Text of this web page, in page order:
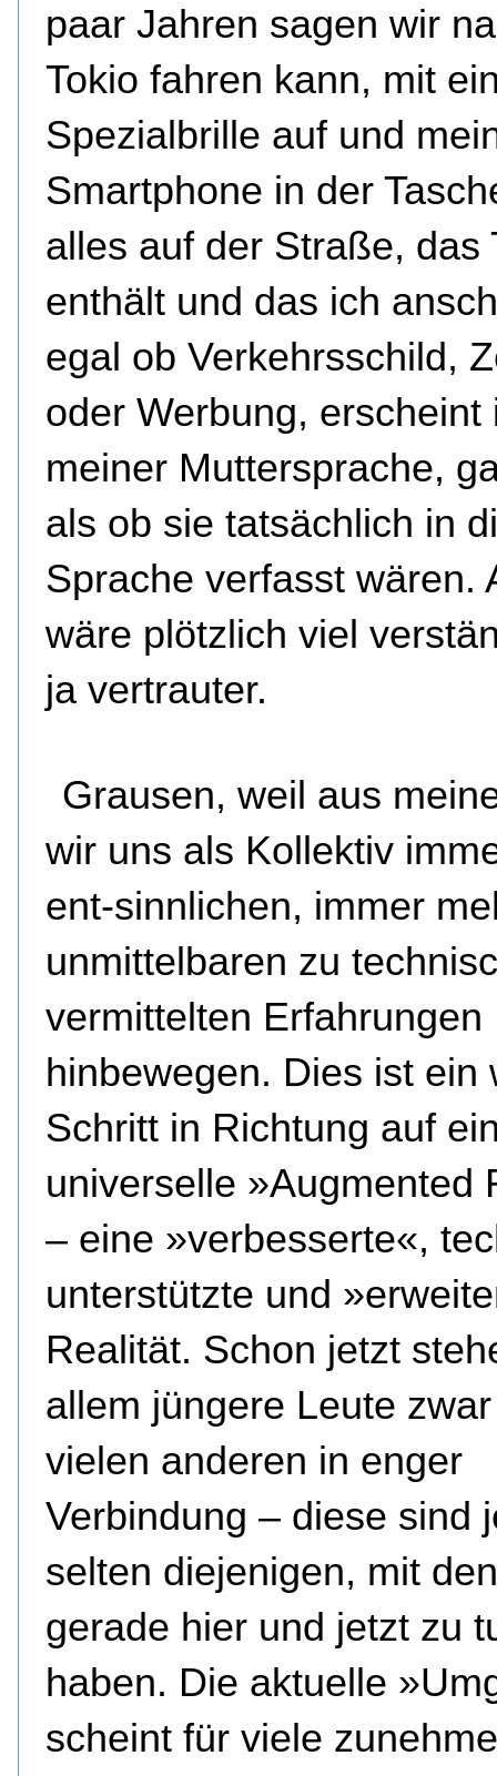
paar Jahren sagen wir
Tokio fahren kann, mit
Spezialbrille auf und
Smartphone in der
alles auf der Straße, das
enthält und das ich
egal ob Verkehrsschild,
oder Werbung, erscheint
meiner Muttersprache,
als ob sie tatsächlich in
Sprache verfasst wären.
wäre plötzlich viel
ja vertrauter.
Grausen, weil aus
wir uns als Kollektiv
ent-sinnlichen, immer
unmittelbaren zu
vermittelten Erfahrungen
hinbewegen. Dies ist ein
Schritt in Richtung auf
universelle »Augmented
– eine »verbesserte«,
unterstützte und
Realität. Schon jetzt
allem jüngere Leute
vielen anderen in enger
Verbindung – diese sind
selten diejenigen, mit
gerade hier und jetzt zu
haben. Die aktuelle
scheint für viele